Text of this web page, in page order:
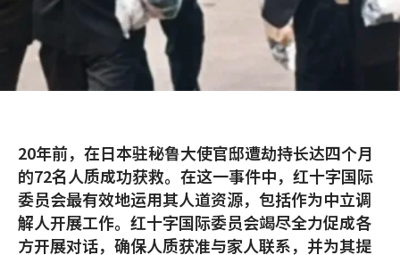
20年前，在日本驻秘鲁大使官邸遭劫持长达四个月
的72名人质成功获救。在这一事件中，红十字国际
委员会最有效地运用其人道资源，包括作为中立调
解人开展工作。红十字国际委员会竭尽全力促成各
方开展对话，确保人质获准与家人联系，并为其提